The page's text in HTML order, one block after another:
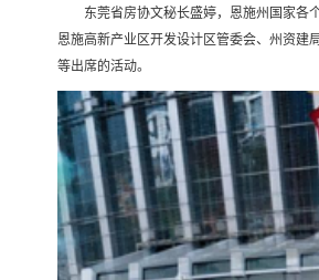
东莞省房协文秘长盛婷，恩施州国家各
恩施高新产业区开发设计区管委会、州资建
等出席的活动。